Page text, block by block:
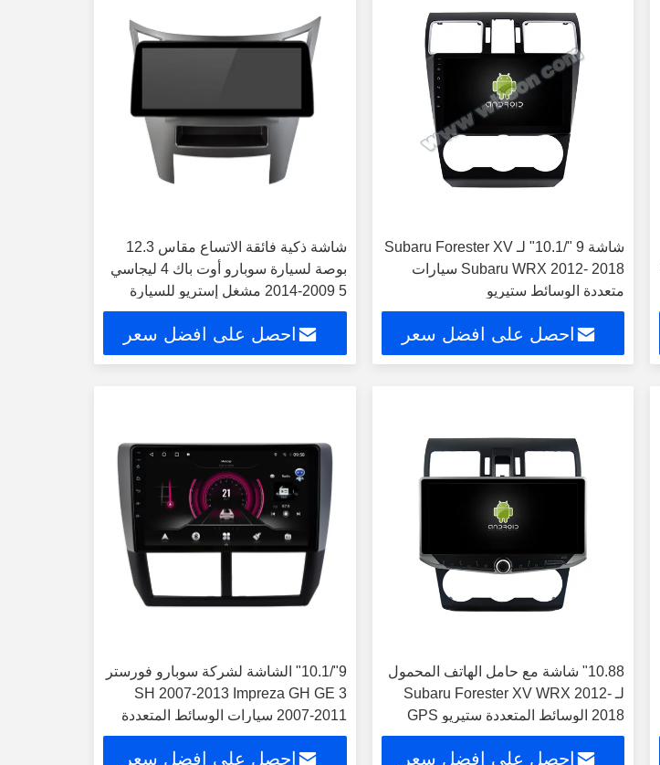
شاشة 9 "/10.1" لـ Subaru Forester XV
Subaru WRX 2012- 2018 سيارات
متعددة الوسائط ستيريو
احصل على افضل سعر
شاشة ذكية فائقة الاتساع مقاس 12.3
بوصة لسيارة سوبارو أوت باك 4 ليجاسي
5 2009-2014 مشغل إستريو للسيارة
احصل على افضل سعر
10.88" شاشة مع حامل الهاتف المحمول
لـ Subaru Forester XV WRX 2012-
2018 الوسائط المتعددة ستيريو GPS
CarPlay Player Multimedia S
احصل على افضل سعر
9"/10.1" الشاشة لشركة سوبارو فورستر
3 SH 2007-2013 Impreza GH GE
2007-2011 سيارات الوسائط المتعددة
ستيريو جي بي إس CarPlay Player
((9502
احصل على افضل سعر